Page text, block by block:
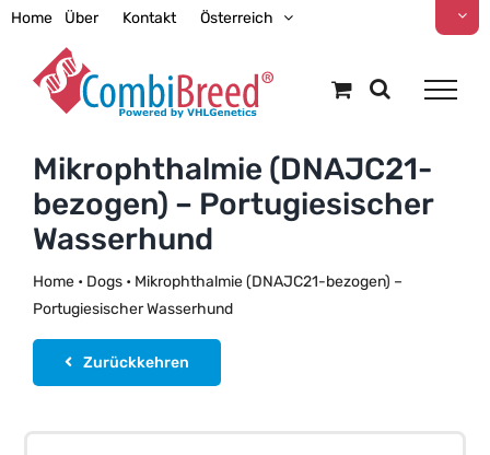
Zum
springen
Home Über Kontakt Österreich
Mikrophthalmie (DNAJC21-
bezogen) – Portugiesischer
Wasserhund
Home• Dogs• Mikrophthalmie (DNAJC21-bezogen) –
Portugiesischer Wasserhund
Zurückkehren